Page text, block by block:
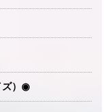
ズ）◉